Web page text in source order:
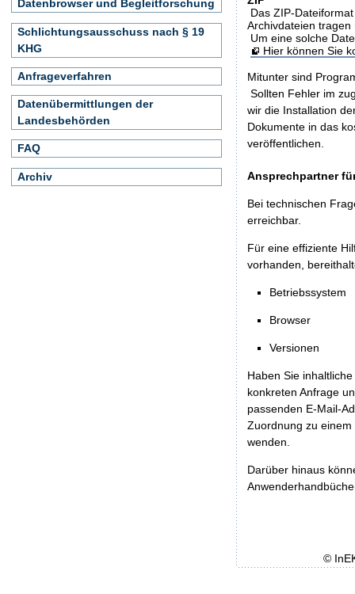
Das ZIP-
Archivdateien
Um eine solche
Hier können Sie
Mitunter sind
Sollten Fehler im
wir die Installation
Dokumente in das
veröffentlichen.
Ansprechpartner
Bei technischen
erreichbar.
Für eine effiziente
vorhanden,
Betriebssystem
Browser
Versionen
Haben Sie
konkreten Anfrage
passenden E-Mail-
Zuordnung zu
wenden.
Darüber hinaus
Datenbrowser und Begleitforschung
Schlichtungsausschuss nach § 19
KHG
Anfrageverfahren
Datenübermittlungen der
Landesbehörden
FAQ
Archiv
©